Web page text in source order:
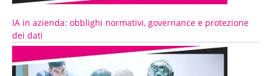
IA in azienda: obblighi normativi, governance e protezione
dei dati